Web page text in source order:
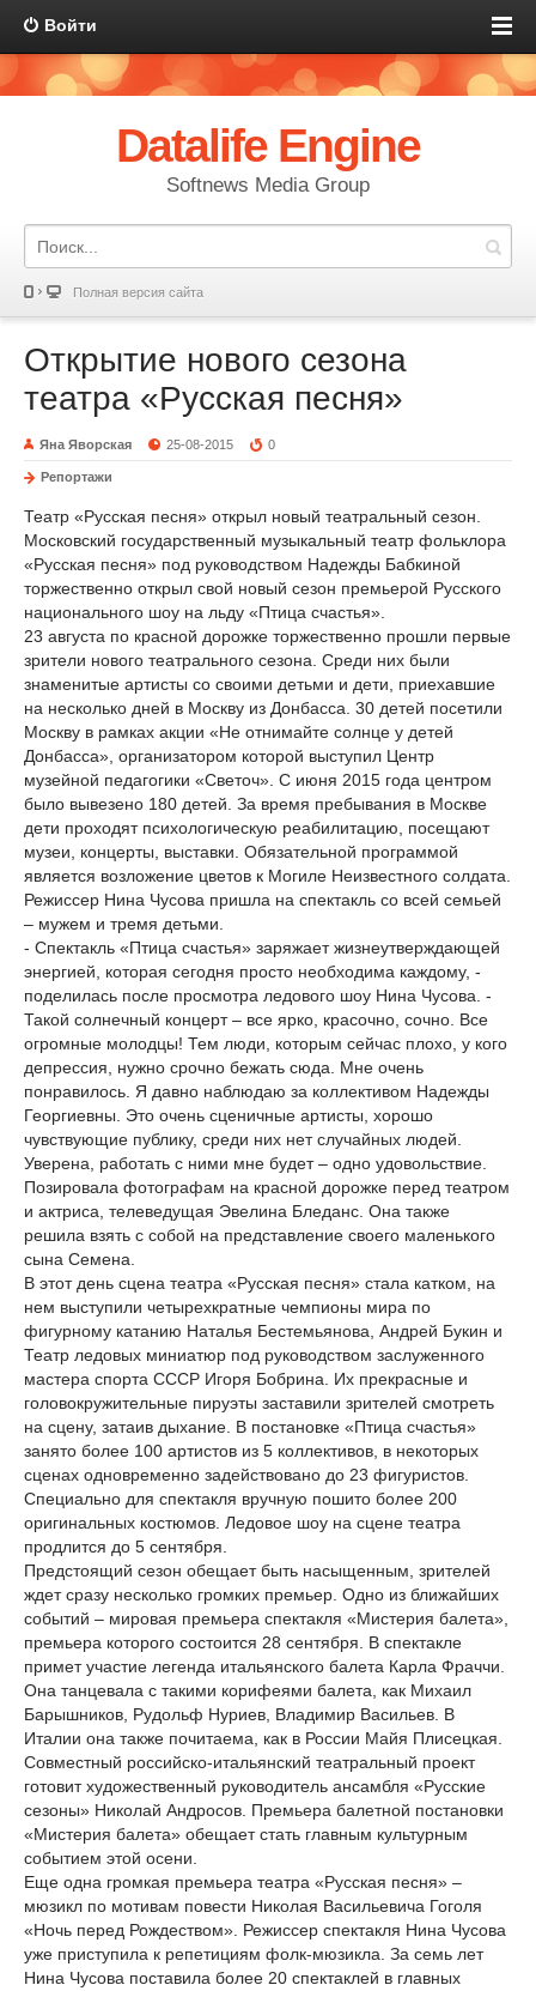
Войти
Datalife Engine
Softnews Media Group
Полная версия сайта
Открытие нового сезона
театра «Русская песня»
Яна Яворская 25-08-2015 0
Репортажи
Театр «Русская песня» открыл новый театральный сезон.
Московский государственный музыкальный театр фольклора
«Русская песня» под руководством Надежды Бабкиной
торжественно открыл свой новый сезон премьерой Русского
национального шоу на льду «Птица счастья».
23 августа по красной дорожке торжественно прошли первые
зрители нового театрального сезона. Среди них были
знаменитые артисты со своими детьми и дети, приехавшие
на несколько дней в Москву из Донбасса. 30 детей посетили
Москву в рамках акции «Не отнимайте солнце у детей
Донбасса», организатором которой выступил Центр
музейной педагогики «Светоч». С июня 2015 года центром
было вывезено 180 детей. За время пребывания в Москве
дети проходят психологическую реабилитацию, посещают
музеи, концерты, выставки. Обязательной программой
является возложение цветов к Могиле Неизвестного солдата.
Режиссер Нина Чусова пришла на спектакль со всей семьей
– мужем и тремя детьми.
- Спектакль «Птица счастья» заряжает жизнеутверждающей
энергией, которая сегодня просто необходима каждому, -
поделилась после просмотра ледового шоу Нина Чусова. -
Такой солнечный концерт – все ярко, красочно, сочно. Все
огромные молодцы! Тем люди, которым сейчас плохо, у кого
депрессия, нужно срочно бежать сюда. Мне очень
понравилось. Я давно наблюдаю за коллективом Надежды
Георгиевны. Это очень сценичные артисты, хорошо
чувствующие публику, среди них нет случайных людей.
Уверена, работать с ними мне будет – одно удовольствие.
Позировала фотографам на красной дорожке перед театром
и актриса, телеведущая Эвелина Бледанс. Она также
решила взять с собой на представление своего маленького
сына Семена.
В этот день сцена театра «Русская песня» стала катком, на
нем выступили четырехкратные чемпионы мира по
фигурному катанию Наталья Бестемьянова, Андрей Букин и
Театр ледовых миниатюр под руководством заслуженного
мастера спорта СССР Игоря Бобрина. Их прекрасные и
головокружительные пируэты заставили зрителей смотреть
на сцену, затаив дыхание. В постановке «Птица счастья»
занято более 100 артистов из 5 коллективов, в некоторых
сценах одновременно задействовано до 23 фигуристов.
Специально для спектакля вручную пошито более 200
оригинальных костюмов. Ледовое шоу на сцене театра
продлится до 5 сентября.
Предстоящий сезон обещает быть насыщенным, зрителей
ждет сразу несколько громких премьер. Одно из ближайших
событий – мировая премьера спектакля «Мистерия балета»,
премьера которого состоится 28 сентября. В спектакле
примет участие легенда итальянского балета Карла Фраччи.
Она танцевала с такими корифеями балета, как Михаил
Барышников, Рудольф Нуриев, Владимир Васильев. В
Италии она также почитаема, как в России Майя Плисецкая.
Совместный российско-итальянский театральный проект
готовит художественный руководитель ансамбля «Русские
сезоны» Николай Андросов. Премьера балетной постановки
«Мистерия балета» обещает стать главным культурным
событием этой осени.
Еще одна громкая премьера театра «Русская песня» –
мюзикл по мотивам повести Николая Васильевича Гоголя
«Ночь перед Рождеством». Режиссер спектакля Нина Чусова
уже приступила к репетициям фолк-мюзикла. За семь лет
Нина Чусова поставила более 20 спектаклей в главных